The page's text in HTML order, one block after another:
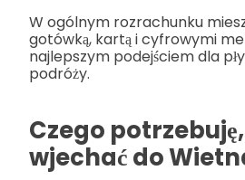
W ogólnym rozrachunku
gotówką, kartą i cyfrowymi
najlepszym podejściem dla
podróży.
Czego
wjechać do